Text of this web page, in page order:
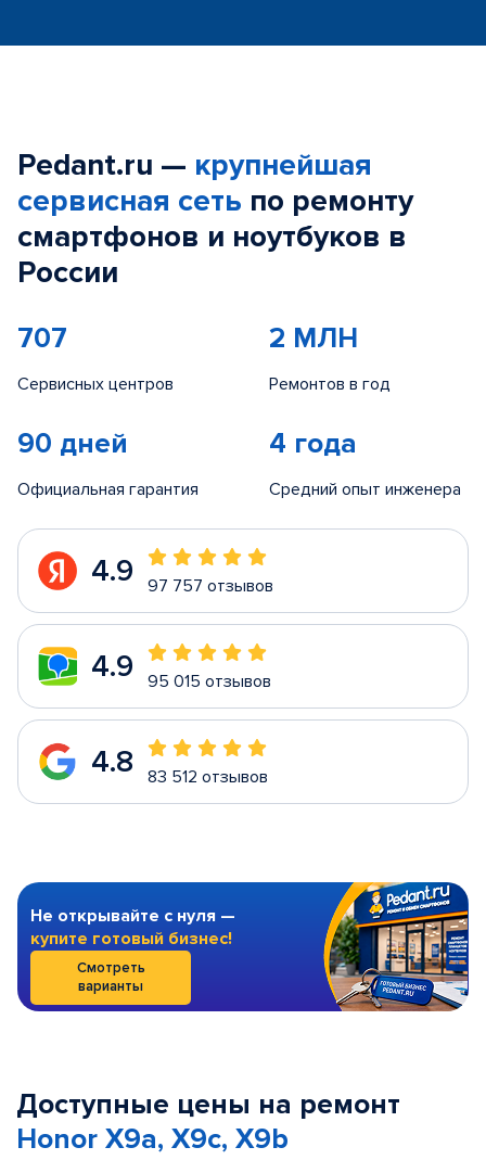
Pedant.ru — крупнейшая
сервисная сеть по ремонту
смартфонов и ноутбуков в
России
707
Сервисных центров
2 МЛН
Ремонтов в год
90 дней
Официальная гарантия
4 года
Средний опыт инженера
4.9 97 757 отзывов
4.9 95 015 отзывов
4.8 83 512 отзывов
Не открывайте с нуля —
купите готовый бизнес!
Смотреть
варианты
Доступные цены на ремонт
Honor X9a, X9c, X9b